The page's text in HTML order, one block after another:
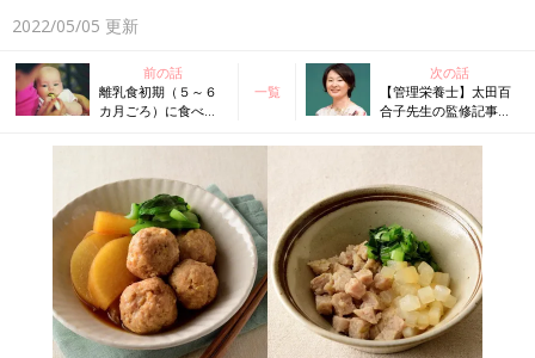
2022/05/05 更新
前の話
離乳食初期（５～６
カ月ごろ）に食べさ
方
一覧
次の話
【管理栄養士】太田百
合子先生の監修記事・